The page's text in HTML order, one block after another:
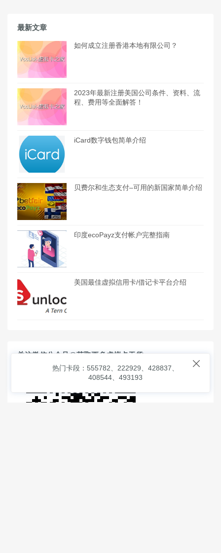
最新文章
如何成立注册香港本地有限公司？
2023年最新注册美国公司条件、资料、流
程、费用等全面解答！
iCard数字钱包简单介绍
贝费尔和生态支付–可用的新国家简单介绍
印度ecoPayz支付帐户完整指南
美国最佳虚拟信用卡/借记卡平台介绍
关注微信公众号@获取更多虚拟卡干货

热门卡段：555782、222929、428837、
408544、493193